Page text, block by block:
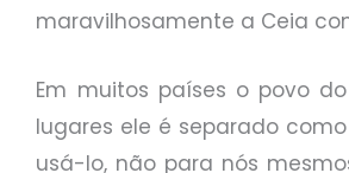
maravilhosamente a Ceia
Em muitos países o povo
lugares ele é separado
usá-lo, não para nós